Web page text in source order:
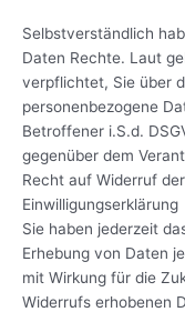
Selbstverständlich
Daten Rechte. Laut
verpflichtet, Sie über
personenbezogene
Betroffener i.S.d.
gegenüber dem
Recht auf Widerruf
Einwilligungserklärung
Sie haben jederzeit
Erhebung von Daten
mit Wirkung für die
Widerrufs erhobenen